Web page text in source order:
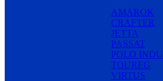
AMAROK
CRAFTER
JETTA
PASSAT
POLO INDU
TOUREG
VIRTUS